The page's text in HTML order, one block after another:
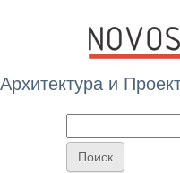
Архитектура и